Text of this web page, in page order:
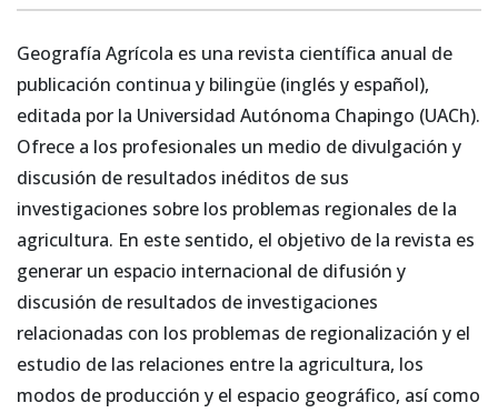
Procedimiento para la postulación de manuscritos
Cargos por procesamiento de manuscritos
Consultas de autores
Geografía Agrícola es una revista científica anual de
publicación continua y bilingüe (inglés y español),
editada por la Universidad Autónoma Chapingo (UACh).
Ofrece a los profesionales un medio de divulgación y
discusión de resultados inéditos de sus
investigaciones sobre los problemas regionales de la
agricultura. En este sentido, el objetivo de la revista es
generar un espacio internacional de difusión y
discusión de resultados de investigaciones
relacionadas con los problemas de regionalización y el
estudio de las relaciones entre la agricultura, los
modos de producción y el espacio geográfico, así como